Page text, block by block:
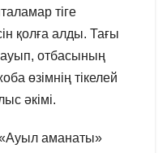
тіге
қолға алды. Тағы
отбасының
өзімнің тікелей
әкімі.
«Ауыл аманаты»